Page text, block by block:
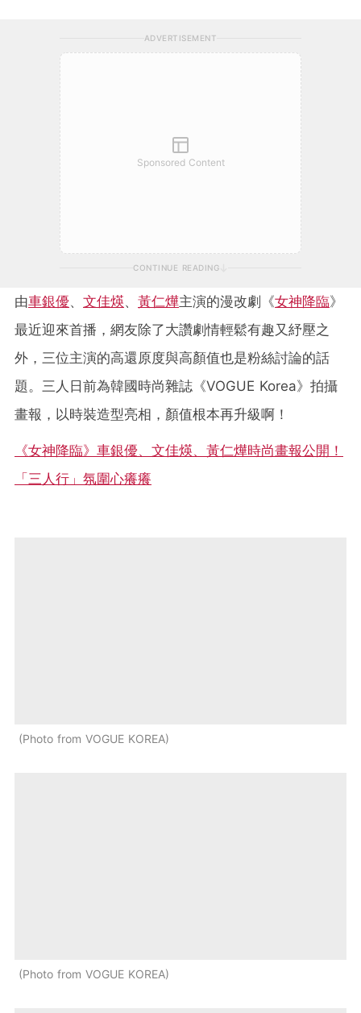
ADVERTISEMENT
Sponsored Content
CONTINUE READING
由車銀優、 文佳煐、 黃仁燁主演的漫改劇《女神降臨》
最近迎來首播，網友除了大讚劇情輕鬆有趣又紓壓之
外，三位主演的高還原度與高顏值也是粉絲討論的話
題。三人日前為韓國時尚雜誌《VOGUE Korea》拍攝
畫報，以時裝造型亮相，顏值根本再升級啊！
《女神降臨》車銀優、文佳煐、黃仁燁時尚畫報公開！
「三人行」氛圍心癢癢
Photo from VOGUE KOREA
Photo from VOGUE KOREA